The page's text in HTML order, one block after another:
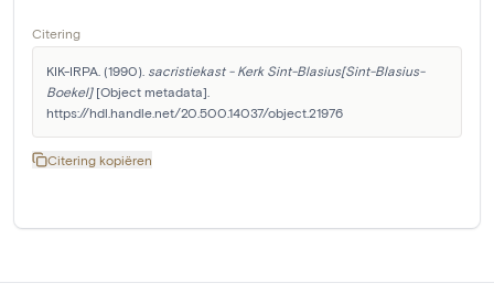
Citering
KIK-IRPA. (1990). sacristiekast - Kerk Sint-Blasius[Sint-Blasius-
Boekel] [Object metadata].
https://hdl.handle.net/20.500.14037/object.21976
Citering kopiëren